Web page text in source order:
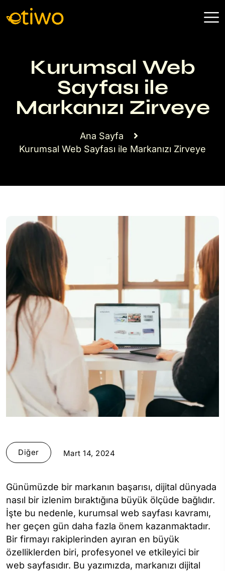
Kurumsal Web
Sayfası ile
Markanızı Zirveye
Ana Sayfa
Kurumsal Web Sayfası ile Markanızı Zirveye
Diğer Mart 14, 2024
Günümüzde bir markanın başarısı, dijital dünyada
nasıl bir izlenim bıraktığına büyük ölçüde bağlıdır.
İşte bu nedenle, kurumsal web sayfası kavramı,
her geçen gün daha fazla önem kazanmaktadır.
Bir firmayı rakiplerinden ayıran en büyük
özelliklerden biri, profesyonel ve etkileyici bir
web sayfasıdır. Bu yazımızda, markanızı dijital